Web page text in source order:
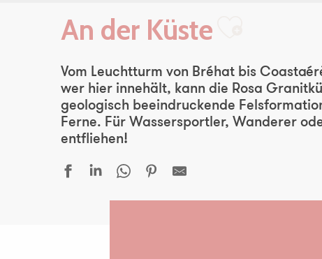
An der Küste
Vom Leuchtturm von Bréhat bis
wer hier innehält, kann die Rosa
geologisch beeindruckende
Ferne. Für Wassersportler, Wanderer
entfliehen!